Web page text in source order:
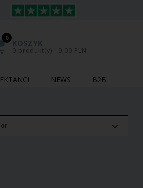
0
KOSZYK
0 produkt(y) - 0,00 PLN
NEWS B2B